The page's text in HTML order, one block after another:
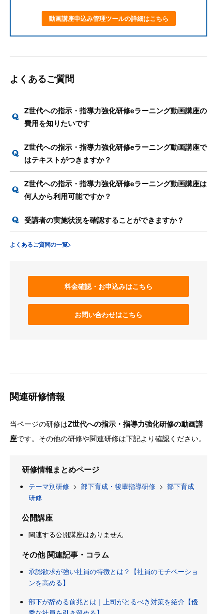
動画講座申込み管理ツールの詳細はこちら
よくあるご質問
Z世代への指示・指導力強化研修eラーニング動画講座の
費用を知りたいです
Z世代への指示・指導力強化研修eラーニング動画講座で
はテキストがつきますか？
Z世代への指示・指導力強化研修eラーニング動画講座は
何人から利用可能ですか？
受講者の実施状況を確認することができますか？
よくあるご質問の一覧>
料金確認・お申込みはこちら
お問い合わせはこちら
関連研修情報
当ページの研修はZ世代への指示・指導力強化研修の動画講
座です。その他の研修や関連研修は下記より確認ください。
研修情報まとめページ
テーマ別研修 > 部下育成・後輩指導研修 > 部下育成
研修
公開講座
関連する公開講座はありません
その他 関連記事・コラム
承認欲求が強い社員の特徴とは？【社員のモチベーショ
ンを高める】
部下が辞める前兆とは｜上司がとるべき対策を紹介【優